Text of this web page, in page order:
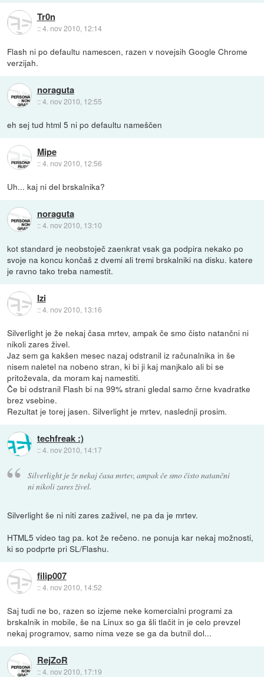
Tr0n
::4. nov 2010, 12:14
Flash ni po defaultu namescen, razen v novejsih Google Chrome
verzijah.
noraguta
::4. nov 2010, 12:55
eh sej tud html 5 ni po defaultu nameščen
Mipe
::4. nov 2010, 12:56
Uh... kaj ni del brskalnika?
noraguta
::4. nov 2010, 13:10
kot standard je neobstoječ zaenkrat vsak ga podpira nekako po
svoje na koncu končaš z dvemi ali tremi brskalniki na disku. katere
je ravno tako treba namestit.
Izi
::4. nov 2010, 13:16
Silverlight je že nekaj časa mrtev, ampak če smo čisto natančni ni
nikoli zares živel.
Jaz sem ga kakšen mesec nazaj odstranil iz računalnika in še
nisem naletel na nobeno stran, ki bi ji kaj manjkalo ali bi se
pritoževala, da moram kaj namestiti.
Če bi odstranil Flash bi na 99% strani gledal samo črne kvadratke
brez vsebine.
Rezultat je torej jasen. Silverlight je mrtev, naslednji prosim.
techfreak :)
::4. nov 2010, 14:17
Silverlight je že nekaj časa mrtev, ampak če smo čisto natančni
ni nikoli zares živel.
Silverlight še ni niti zares zaživel, ne pa da je mrtev.
HTML5 video tag pa. kot že rečeno. ne ponuja kar nekaj možnosti,
ki so podprte pri SL/Flashu.
filip007
::4. nov 2010, 14:52
Saj tudi ne bo, razen so izjeme neke komercialni programi za
brskalnik in mobile, še na Linux so ga šli tlačit in je celo prevzel
nekaj programov, samo nima veze se ga da butnil dol...
RejZoR
::4. nov 2010, 17:19